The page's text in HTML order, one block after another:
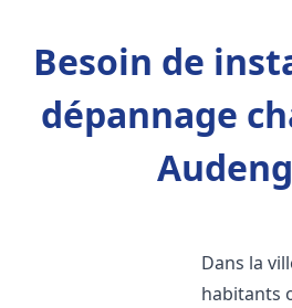
Besoin de
dépannage
Dans la
habitants